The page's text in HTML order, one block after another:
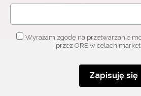
Wyrażam zgodę na przetwarzanie
przez ORE w celach
Zapisuję się